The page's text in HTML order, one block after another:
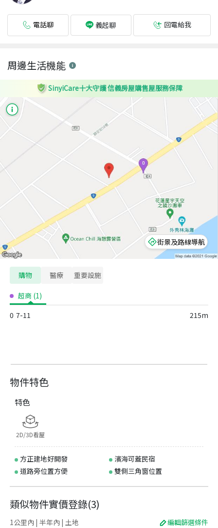
電話聊 義起聊 回電給我
物件特色
特色
2D/3D看屋
方正建地好開發
濱海可蓋民宿
道路旁位置方便
雙側三角窗位置
周邊生活機能
SinyiCare十大守護 信義房屋購售屋服務保障
街景及路線導航
購物 醫療 重要設施
超商 (1)
0 7-11 215m
類似物件實價登錄(3)
1公里內 | 半年內 | 土地 編輯篩選條件